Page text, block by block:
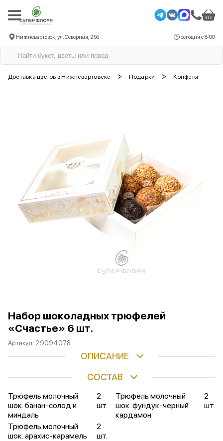
Нижневартовск, ул. Северная, 25б сегодня с 8:00
Доставка цветов в Нижневартовске > Подарки > Конфеты
Набор шоколадных трюфелей
«Счастье» 6 шт.
Артикул: 29094078
ОПИСАНИЕ
СОСТАВ
Трюфель молочный
шок. банан-солод и
миндаль
2
шт.
Трюфель молочный
шок. арахис-карамель
2
шт.
Трюфель молочный
шок. фундук-черный
кардамон
2
шт.